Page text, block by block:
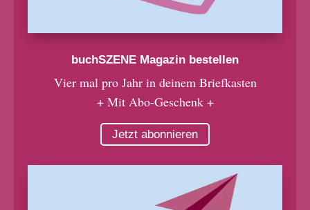
buchSZENE Magazin bestellen
Vier mal pro Jahr in deinem Briefkasten
+ Mit Abo-Geschenk +
Jetzt abonnieren